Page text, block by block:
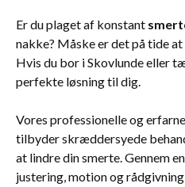
Er du plaget af konstant
nakke? Måske er det på tide at
Hvis du bor i Skovlunde eller
perfekte løsning til dig.
Vores professionelle og erfarne
tilbyder skræddersyede
at lindre din smerte. Gennem
justering, motion og